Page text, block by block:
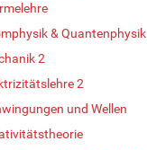
& Quantenphysik
2
2
und Wellen